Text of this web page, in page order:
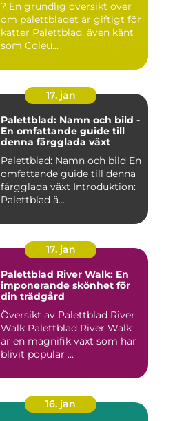
? En grundlig översikt över
om palettbladet är giftigt för
katter Palettblad, även känt
som Coleu...
17. jan
Palettblad: Namn och bild -
En omfattande guide till
denna färgglada växt
Palettblad: Namn och bild En
omfattande guide till denna
färgglada växt Introduktion:
Palettblad ä...
17. jan
Palettblad River Walk: En
imponerande skönhet för
din trädgård
Översikt av Palettblad River
Walk Palettblad River Walk
är en magnifik växt som har
blivit populär ...
16. jan